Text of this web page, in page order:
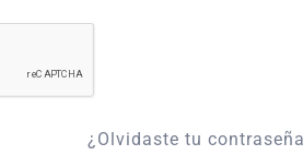
¿Olvidaste tu